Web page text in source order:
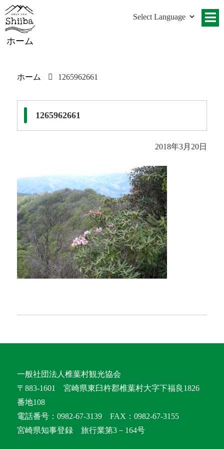
ホーム
ホーム 1265962661
1265962661
2018年3月20日
一般社団法人椎葉村観光協会
〒883-1601 宮崎県東臼杵郡椎葉村大字下福良1826
番地108
電話番号：0982-67-3139 FAX：0982-67-3155
宮崎県知事登録 旅行業第3－164号